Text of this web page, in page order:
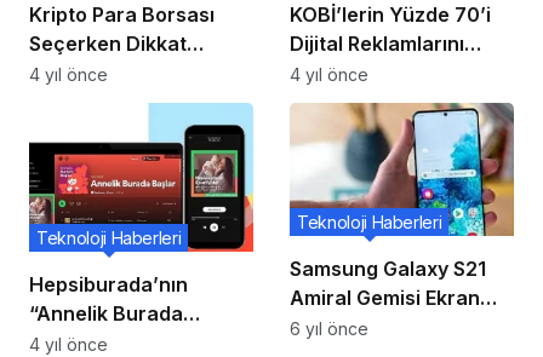
Kripto Para Borsası
Seçerken Dikkat
Edilmesi Gerekenler
4 yıl önce
KOBİ’lerin Yüzde 70’i
Dijital Reklamlarını
Kendi Yönetiyor
4 yıl önce
Hepsiburada’nın
“Annelik Burada
Başlar” Spotify Çalma
Teknoloji Haberleri
4 yıl önce
Samsung Galaxy S21
Amiral Gemisi Ekran
Altı Kamera
Teknoloji Haberleri
6 yıl önce